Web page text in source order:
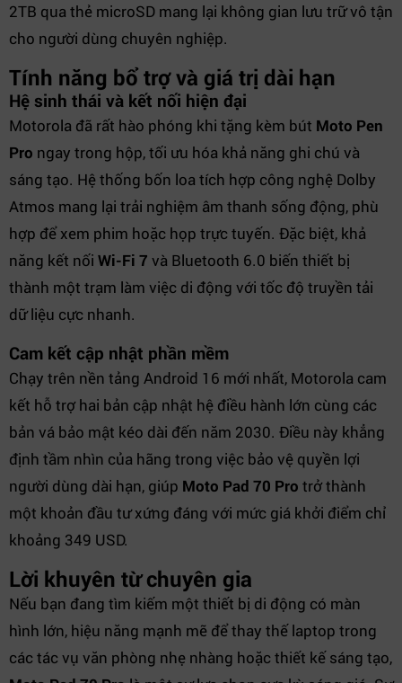
2TB qua thẻ microSD mang lại không gian lưu trữ vô tận
cho người dùng chuyên nghiệp.
Tính năng bổ trợ và giá trị dài hạn
Hệ sinh thái và kết nối hiện đại
Motorola đã rất hào phóng khi tặng kèm bút Moto Pen
Pro ngay trong hộp, tối ưu hóa khả năng ghi chú và
sáng tạo. Hệ thống bốn loa tích hợp công nghệ Dolby
Atmos mang lại trải nghiệm âm thanh sống động, phù
hợp để xem phim hoặc họp trực tuyến. Đặc biệt, khả
năng kết nối Wi-Fi 7 và Bluetooth 6.0 biến thiết bị
thành một trạm làm việc di động với tốc độ truyền tải
dữ liệu cực nhanh.
Cam kết cập nhật phần mềm
Chạy trên nền tảng Android 16 mới nhất, Motorola cam
kết hỗ trợ hai bản cập nhật hệ điều hành lớn cùng các
bản vá bảo mật kéo dài đến năm 2030. Điều này khẳng
định tầm nhìn của hãng trong việc bảo vệ quyền lợi
người dùng dài hạn, giúp Moto Pad 70 Pro trở thành
một khoản đầu tư xứng đáng với mức giá khởi điểm chỉ
khoảng 349 USD.
Lời khuyên từ chuyên gia
Nếu bạn đang tìm kiếm một thiết bị di động có màn
hình lớn, hiệu năng mạnh mẽ để thay thế laptop trong
các tác vụ văn phòng nhẹ nhàng hoặc thiết kế sáng tạo,